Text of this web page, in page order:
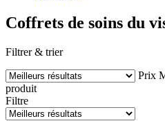
Coffrets de soins du
Filtrer & trier
Prix
produit
Filtre